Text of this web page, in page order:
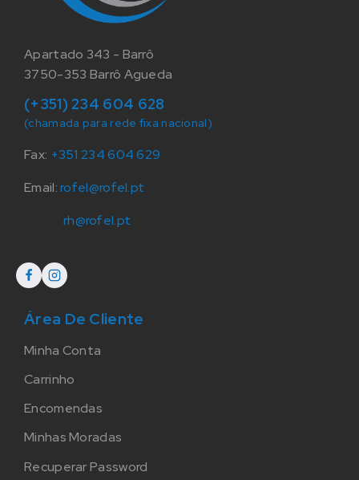
Apartado 343 - Barrô
3750-353 Barrô Agueda
(+351) 234 604 628
(chamada para rede fixa nacional)
Fax: +351 234 604 629
Email:rofel@rofel.pt
rh@rofel.pt
Área De Cliente
Minha Conta
Carrinho
Encomendas
Minhas Moradas
Recuperar Password